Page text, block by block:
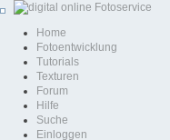
Home
Fotoentwicklung
Tutorials
Texturen
Forum
Hilfe
Suche
Einloggen